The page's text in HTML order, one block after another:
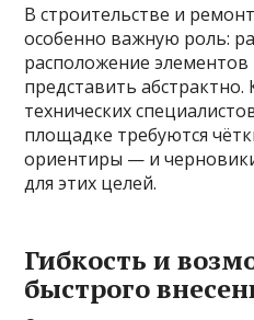
В строительстве и
особенно важную роль:
расположение
представить абстрактно.
технических
площадке требуются
ориентиры — и
для этих целей.
Гибкость и
быстрого